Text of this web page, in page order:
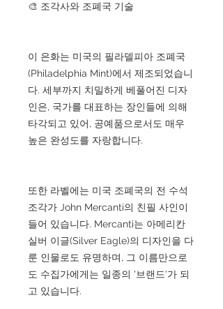
🎨 조각사와 조폐국 기술
이 은화는 미국의 필라델피아 조폐국
(Philadelphia Mint)에서 제조되었습니
다. 세부까지 치밀하게 베풀어진 디자
인은, 국가를 대표하는 장인들에 의해
타각되고 있어, 공예품으로서도 매우
높은 완성도를 자랑합니다.
또한 라벨에는 미국 조폐국의 전 수석
조각가 John Mercanti의 친필 사인이
들어 있습니다. Mercanti는 아메리칸
실버 이글(Silver Eagle)의 디자인을 다
룬 인물로도 유명하며, 그 이름만으로
도 수집가에게는 일종의 '브랜드'가 되
고 있습니다.